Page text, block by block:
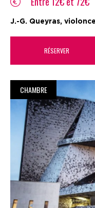
J.-G. Queyras,
RÉSERVER
CHAMBRE